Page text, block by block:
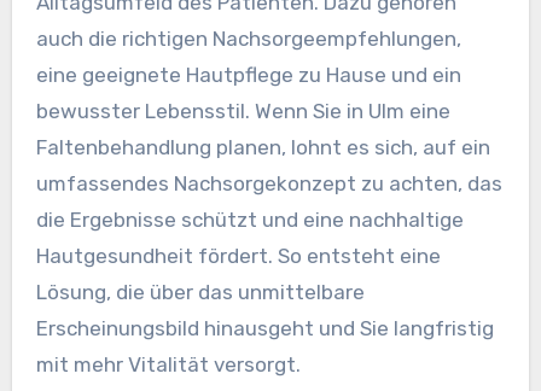
auch die richtigen Nachsorgeempfehlungen,
eine geeignete Hautpflege zu Hause und ein
bewusster Lebensstil. Wenn Sie in Ulm eine
Faltenbehandlung planen, lohnt es sich, auf ein
umfassendes Nachsorgekonzept zu achten, das
die Ergebnisse schützt und eine nachhaltige
Hautgesundheit fördert. So entsteht eine
Lösung, die über das unmittelbare
Erscheinungsbild hinausgeht und Sie langfristig
mit mehr Vitalität versorgt.